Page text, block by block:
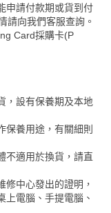
申請付款期或貨到付
請向我們客服查詢。
Card採購卡(P
，設有保養期及本地
保養用途，有關細則
不適用於換貨，請直
修中心發出的證明，
上電腦、手提電腦、